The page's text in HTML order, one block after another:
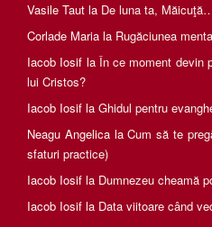
Vasile Taut la De luna ta,
Corlade Maria la Rugăciunea
Iacob Iosif la În ce moment devin
lui Cristos?
Iacob Iosif la Ghidul pentru
Neagu AngelicalaCum să te
sfaturi practice)
Iacob Iosif la Dumnezeu cheamă
Iacob Iosif la Data viitoare când